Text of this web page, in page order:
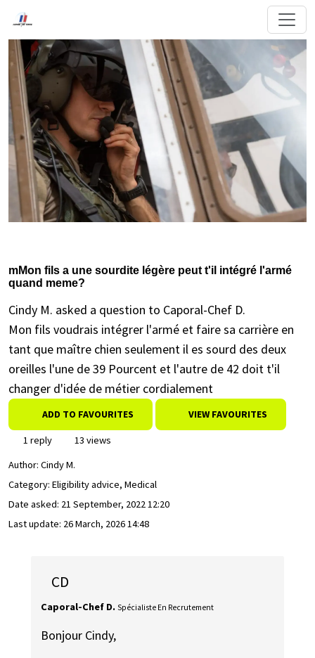
mMon fils a une sourdite légère peut t'il intégré l'armé
quand meme?
Cindy M. asked a question to Caporal-Chef D.
Mon fils voudrais intégrer l'armé et faire sa carrière en
tant que maître chien seulement il es sourd des deux
oreilles l'une de 39 Pourcent et l'autre de 42 doit t'il
changer d'idée de métier cordialement
ADD TO FAVOURITES VIEW FAVOURITES
1 reply
13 views
Author: Cindy M.
Category: Eligibility advice, Medical
Date asked: 21 September, 2022 12:20
Last update: 26 March, 2026 14:48
CD
Caporal-Chef D. Spécialiste En Recrutement
Bonjour Cindy,